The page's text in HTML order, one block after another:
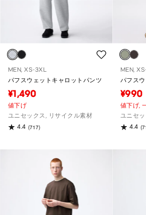
MEN, XS-3XL
パフスウェットキャロットパンツ
¥1,490
値下げ
ユニセックス, リサイクル素材
4.4 (717)
MEN,
パフス
¥990
値下げ,
ユニセ
4.4